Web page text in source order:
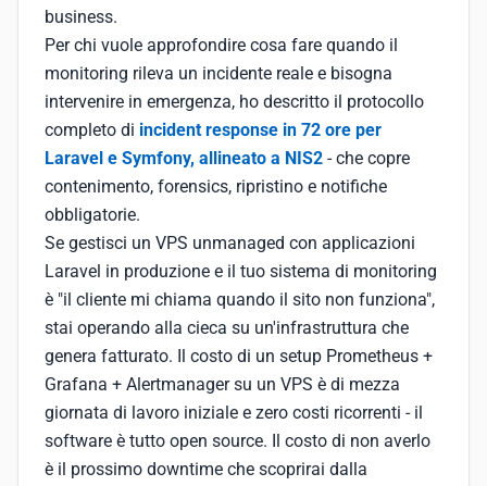
business.
Per chi vuole approfondire cosa fare quando il
monitoring rileva un incidente reale e bisogna
intervenire in emergenza, ho descritto il protocollo
completo di incident response in 72 ore per
Laravel e Symfony, allineato a NIS2 - che copre
contenimento, forensics, ripristino e notifiche
obbligatorie.
Se gestisci un VPS unmanaged con applicazioni
Laravel in produzione e il tuo sistema di monitoring
è "il cliente mi chiama quando il sito non funziona",
stai operando alla cieca su un'infrastruttura che
genera fatturato. Il costo di un setup Prometheus +
Grafana + Alertmanager su un VPS è di mezza
giornata di lavoro iniziale e zero costi ricorrenti - il
software è tutto open source. Il costo di non averlo
è il prossimo downtime che scoprirai dalla